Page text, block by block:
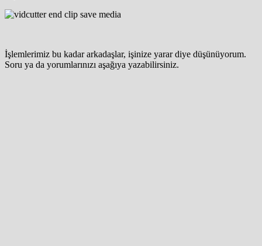
İşlemlerimiz bu kadar arkadaşlar, işinize yarar diye düşünüyorum.
Soru ya da yorumlarınızı aşağıya yazabilirsiniz.